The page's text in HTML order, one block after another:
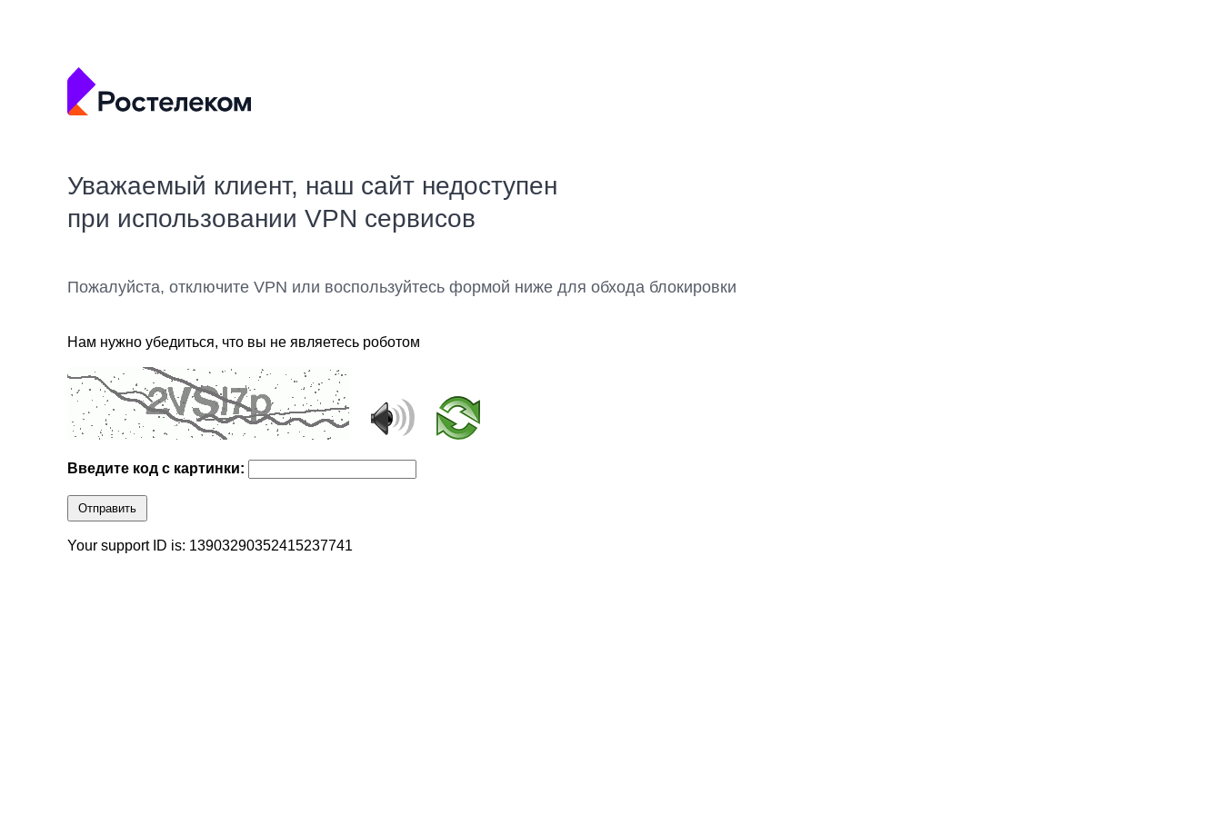
Уважаемый клиент, наш сайт недоступен
при использовании VPN сервисов
Пожалуйста, отключите VPN или воспользуйтесь формой ниже для обхода блокировки
Нам нужно убедиться, что вы не являетесь роботом
Введите код с картинки:
Отправить
Your support ID is: 13903290352415237741